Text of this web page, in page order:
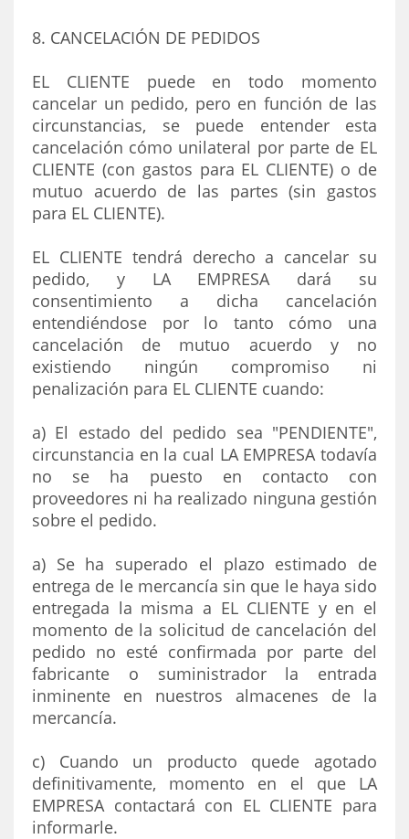
8. CANCELACIÓN DE PEDIDOS
EL CLIENTE puede en todo momento
cancelar un pedido, pero en función de las
circunstancias, se puede entender esta
cancelación cómo unilateral por parte de EL
CLIENTE (con gastos para EL CLIENTE) o de
mutuo acuerdo de las partes (sin gastos
para EL CLIENTE).
EL CLIENTE tendrá derecho a cancelar su
pedido, y LA EMPRESA dará su
consentimiento a dicha cancelación
entendiéndose por lo tanto cómo una
cancelación de mutuo acuerdo y no
existiendo ningún compromiso ni
penalización para EL CLIENTE cuando:
a) El estado del pedido sea "PENDIENTE",
circunstancia en la cual LA EMPRESA todavía
no se ha puesto en contacto con
proveedores ni ha realizado ninguna gestión
sobre el pedido.
a) Se ha superado el plazo estimado de
entrega de le mercancía sin que le haya sido
entregada la misma a EL CLIENTE y en el
momento de la solicitud de cancelación del
pedido no esté confirmada por parte del
fabricante o suministrador la entrada
inminente en nuestros almacenes de la
mercancía.
c) Cuando un producto quede agotado
definitivamente, momento en el que LA
EMPRESA contactará con EL CLIENTE para
informarle.